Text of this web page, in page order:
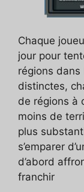
Chaque
jour pour
régions dans
distinctes,
de régions à
moins de
plus
s’emparer
d’abord
franchir